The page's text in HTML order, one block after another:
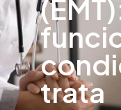
trata